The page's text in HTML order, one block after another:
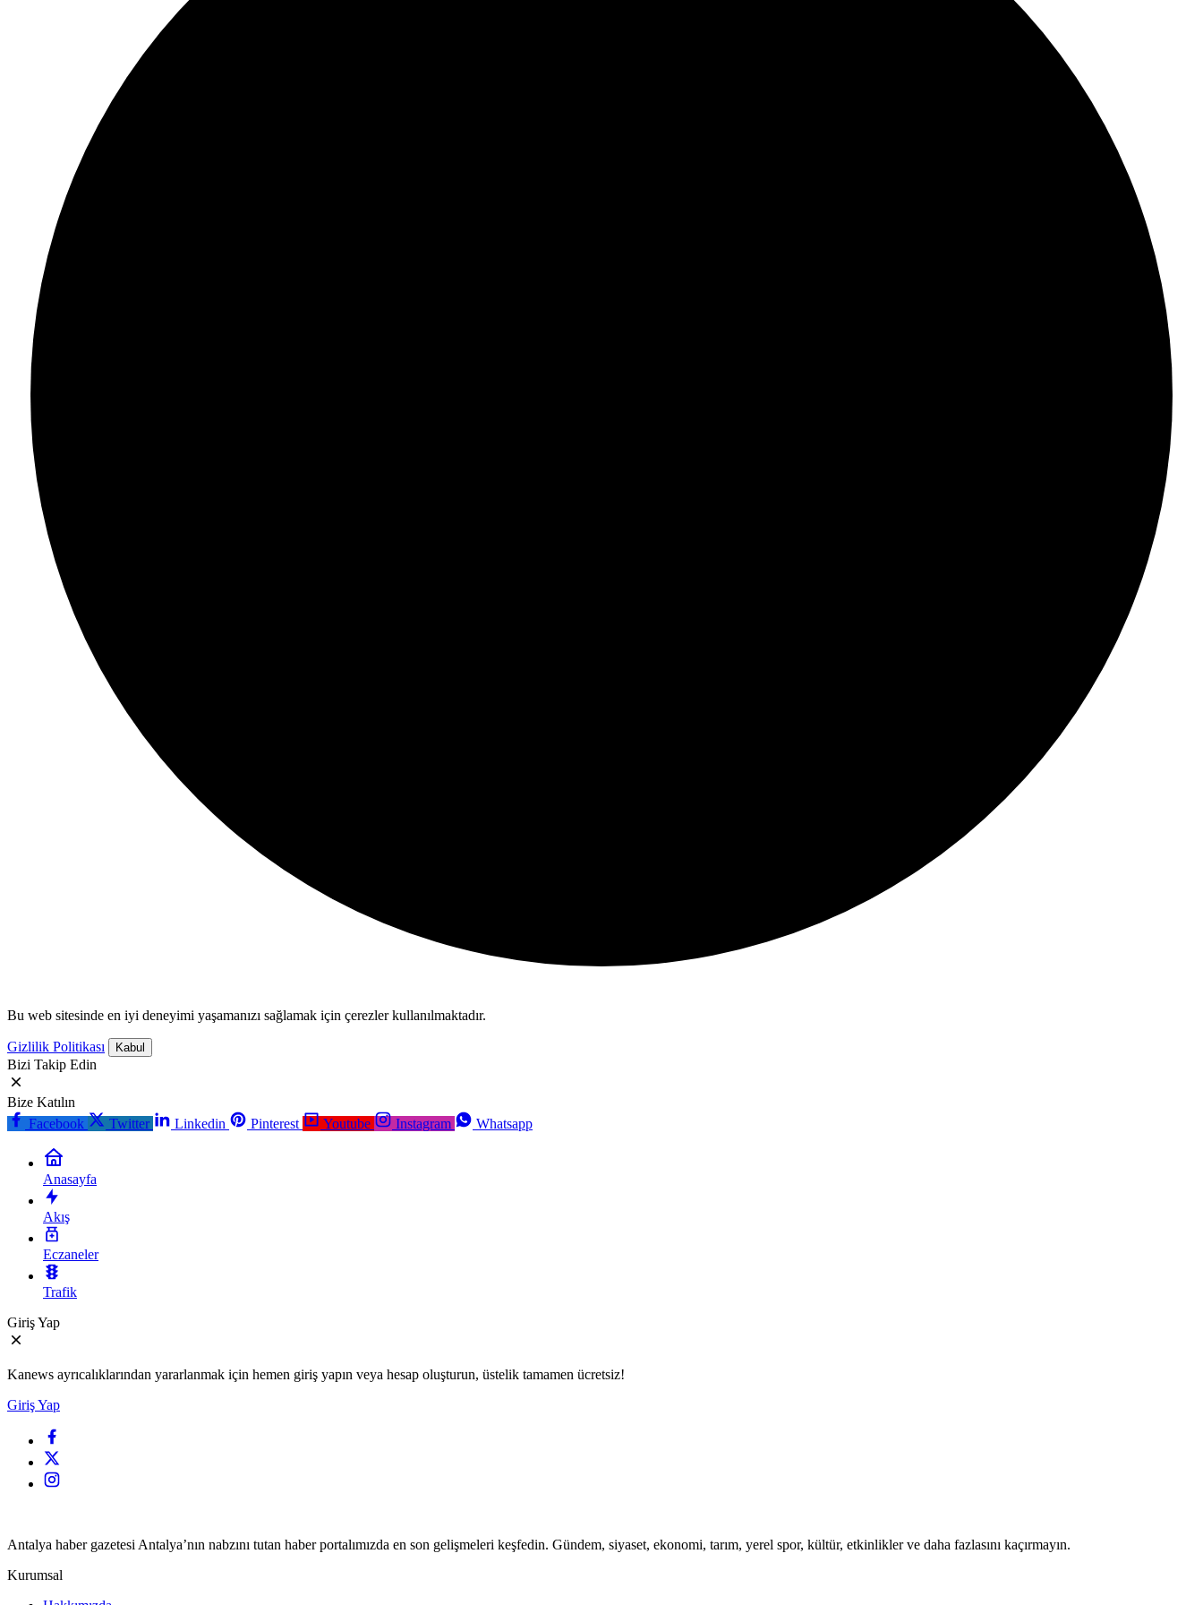
Bu web sitesinde en iyi deneyimi yaşamanızı sağlamak için çerezler kullanılmaktadır.
Gizlilik Politikası Kabul
Bizi Takip Edin
Bize Katılın
Facebook
Twitter Linkedin Pinterest Youtube Instagram Whatsapp
Anasayfa
Akış
Eczaneler
Trafik
Giriş Yap
Kanews ayrıcalıklarından yararlanmak için hemen giriş yapın veya hesap oluşturun, üstelik tamamen ücretsiz!
Giriş Yap
Antalya haber gazetesi Antalya’nın nabzını tutan haber portalımızda en son gelişmeleri keşfedin. Gündem, siyaset, ekonomi, tarım, yerel spor, kültür, etkinlikler ve daha fazlasını kaçırmayın.
Kurumsal